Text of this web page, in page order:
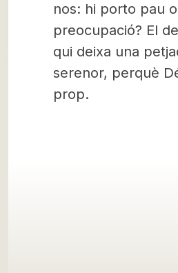
nos: hi porto pau
preocupació? El
qui deixa una
serenor, perquè
prop.